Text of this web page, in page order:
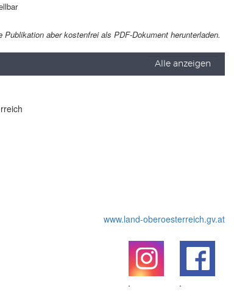
aber kostenfrei als PDF-Dokument herunterladen.
Alle anzeigen
www.land-oberoesterreich.gv.at
.
.